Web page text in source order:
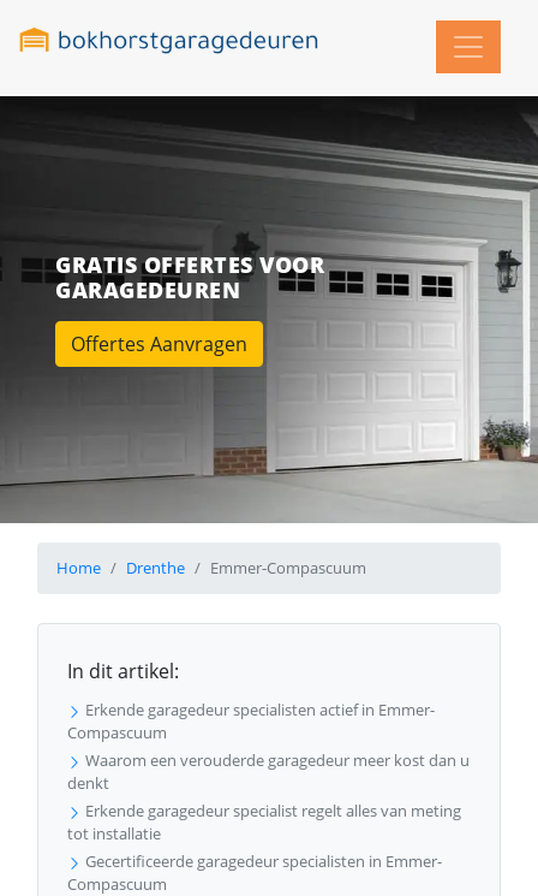
GRATIS OFFERTES VOOR
GARAGEDEUREN
Offertes Aanvragen
Home Drenthe Emmer-Compascuum
In dit artikel:
Erkende garagedeur specialisten actief in Emmer-
Compascuum
Waarom een verouderde garagedeur meer kost dan u
denkt
Erkende garagedeur specialist regelt alles van meting
tot installatie
Gecertificeerde garagedeur specialisten in Emmer-
Compascuum